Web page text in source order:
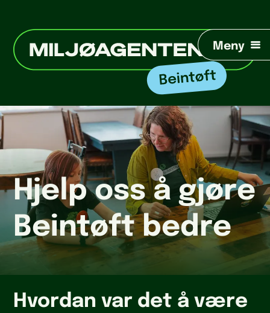
Meny
Hjelp oss å gjøre
Beintøft bedre
Hvordan var det å være